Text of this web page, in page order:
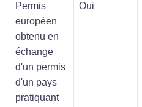
Permis
européen
obtenu en
échange
d'un permis
d'un pays
pratiquant
Oui